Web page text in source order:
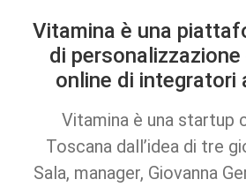
Vitamina è una
di
online di integratori
Vitamina è una startup
Toscana dall’idea di tre
Sala, manager, Giovanna